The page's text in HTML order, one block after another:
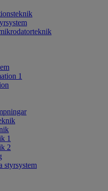
1
1
2
styrsystem